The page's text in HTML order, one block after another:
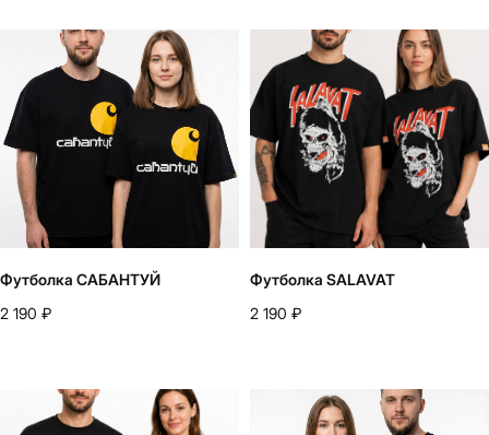
Футболка САБАНТУЙ
2 190 ₽
Футболка SALAVAT
2 190 ₽